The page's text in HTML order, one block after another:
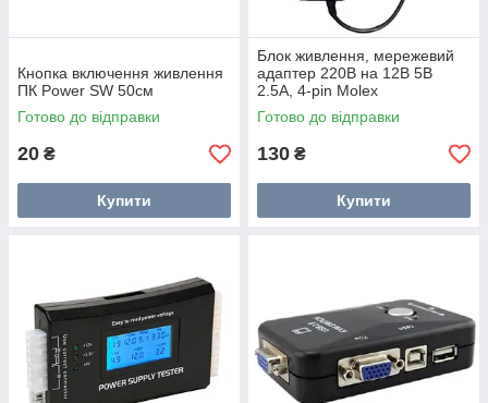
Кнопка включення живлення
ПК Power SW 50см
Готово до відправки
20 ₴
Купити
Блок живлення, мережевий
адаптер 220В на 12В 5В
2.5А, 4-pin Molex
Готово до відправки
130 ₴
Купити